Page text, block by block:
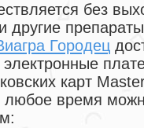
без
другие
Городец
карт
любое время